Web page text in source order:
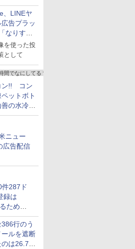
、LINEヤ
告プラッ
なりすま
化を要請
を使った投
として
間でなにしてる？
ン!! コン
ットボト
の水冷ベ
にちょう
・ろー
ニュー
広告配信
287ド
録は
ための
行のう
ルを遮断
は26.7％